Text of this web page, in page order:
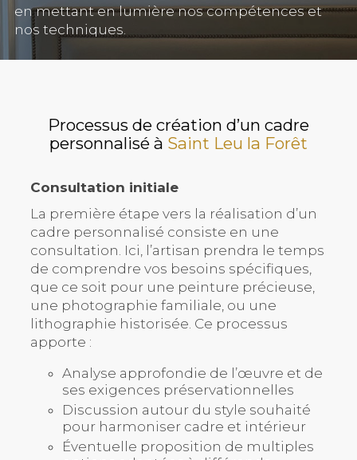
en mettant en lumière nos compétences et
nos techniques.
Processus de création d’un cadre
personnalisé à Saint Leu la Forêt
Consultation initiale
La première étape vers la réalisation d’un
cadre personnalisé consiste en une
consultation. Ici, l’artisan prendra le temps
de comprendre vos besoins spécifiques,
que ce soit pour une peinture précieuse,
une photographie familiale, ou une
lithographie historisée. Ce processus
apporte :
Analyse approfondie de l’œuvre et de
ses exigences préservationnelles
Discussion autour du style souhaité
pour harmoniser cadre et intérieur
Éventuelle proposition de multiples